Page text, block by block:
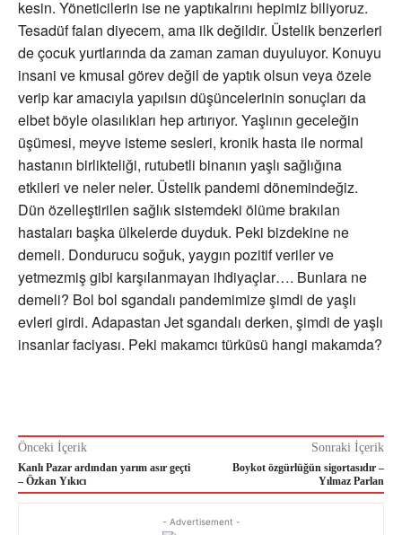
kesin. Yöneticilerin ise ne yaptıkalrını hepimiz biliyoruz.
Tesadüf falan diyecem, ama ilk değildir. Üstelik benzerleri
de çocuk yurtlarında da zaman zaman duyuluyor. Konuyu
insani ve kmusal görev değil de yaptık olsun veya özele
verip kar amacıyla yapılsın düşüncelerinin sonuçları da
elbet böyle olasılıkları hep artırıyor. Yaşlının geceleğin
üşümesi, meyve isteme sesleri, kronik hasta ile normal
hastanın birlikteliği, rutubetli binanın yaşlı sağlığına
etkileri ve neler neler. Üstelik pandemi dönemindeğiz.
Dün özelleştirilen sağlık sistemdeki ölüme brakılan
hastaları başka ülkelerde duyduk. Peki bizdekine ne
demeli. Dondurucu soğuk, yaygın pozitif veriler ve
yetmezmiş gibi karşılanmayan ihdiyaçlar…. Bunlara ne
demeli? Bol bol sgandalı pandemimize şimdi de yaşlı
evleri girdi. Adapastan Jet sgandalı derken, şimdi de yaşlı
insanlar faciyası. Peki makamcı türküsü hangi makamda?
Önceki İçerik
Kanlı Pazar ardından yarım asır geçti
– Özkan Yıkıcı
Sonraki İçerik
Boykot özgürlüğün sigortasıdır –
Yılmaz Parlan
- Advertisement -